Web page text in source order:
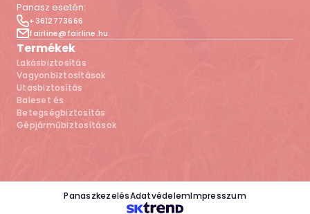
Panasz esetén:
+3612773666
fairline@fairline.hu
Termékek
Lakásbiztosítás
Vagyonbiztosítások
Utasbiztosítás
Baleset és
Betegségbiztosítás
Gépjárműbiztosítások
PanaszkezelésAdatvédelemImpresszum